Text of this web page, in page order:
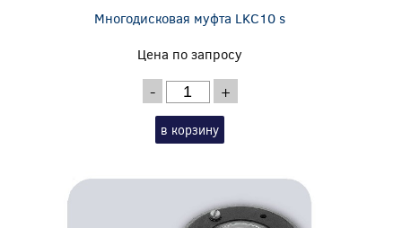
Многодисковая муфта LKC10 s
Цена по запросу
- +
в корзину